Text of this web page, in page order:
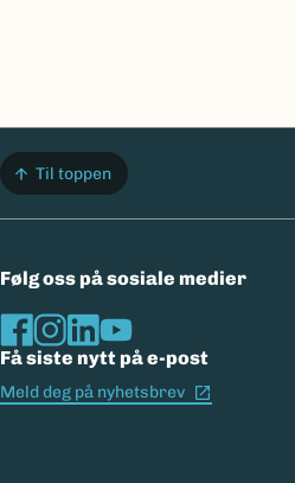
Til toppen
Følg oss på sosiale medier
Få siste nytt på e-post
Meld deg på nyhetsbrev